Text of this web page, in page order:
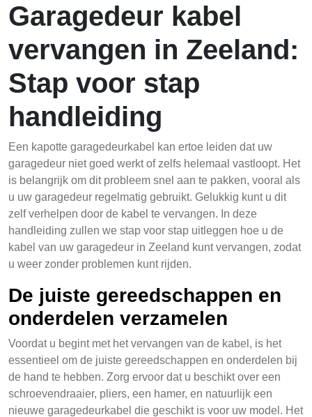
Garagedeur kabel
vervangen in Zeeland:
Stap voor stap
handleiding
Een kapotte garagedeurkabel kan ertoe leiden dat uw
garagedeur niet goed werkt of zelfs helemaal vastloopt. Het
is belangrijk om dit probleem snel aan te pakken, vooral als
u uw garagedeur regelmatig gebruikt. Gelukkig kunt u dit
zelf verhelpen door de kabel te vervangen. In deze
handleiding zullen we stap voor stap uitleggen hoe u de
kabel van uw garagedeur in Zeeland kunt vervangen, zodat
u weer zonder problemen kunt rijden.
De juiste gereedschappen en
onderdelen verzamelen
Voordat u begint met het vervangen van de kabel, is het
essentieel om de juiste gereedschappen en onderdelen bij
de hand te hebben. Zorg ervoor dat u beschikt over een
schroevendraaier, pliers, een hamer, en natuurlijk een
nieuwe garagedeurkabel die geschikt is voor uw model. Het